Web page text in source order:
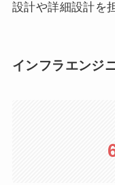
設計や詳細設計を
インフラエンジ